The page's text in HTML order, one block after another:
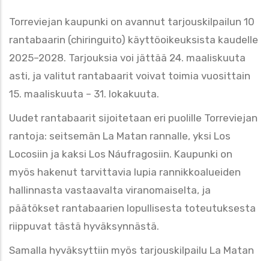
Torreviejan kaupunki on avannut tarjouskilpailun 10
rantabaarin (chiringuito) käyttöoikeuksista kaudelle
2025–2028. Tarjouksia voi jättää 24. maaliskuuta
asti, ja valitut rantabaarit voivat toimia vuosittain
15. maaliskuuta – 31. lokakuuta.
Uudet rantabaarit sijoitetaan eri puolille Torreviejan
rantoja: seitsemän La Matan rannalle, yksi Los
Locosiin ja kaksi Los Náufragosiin. Kaupunki on
myös hakenut tarvittavia lupia rannikkoalueiden
hallinnasta vastaavalta viranomaiselta, ja
päätökset rantabaarien lopullisesta toteutuksesta
riippuvat tästä hyväksynnästä.
Samalla hyväksyttiin myös tarjouskilpailu La Matan